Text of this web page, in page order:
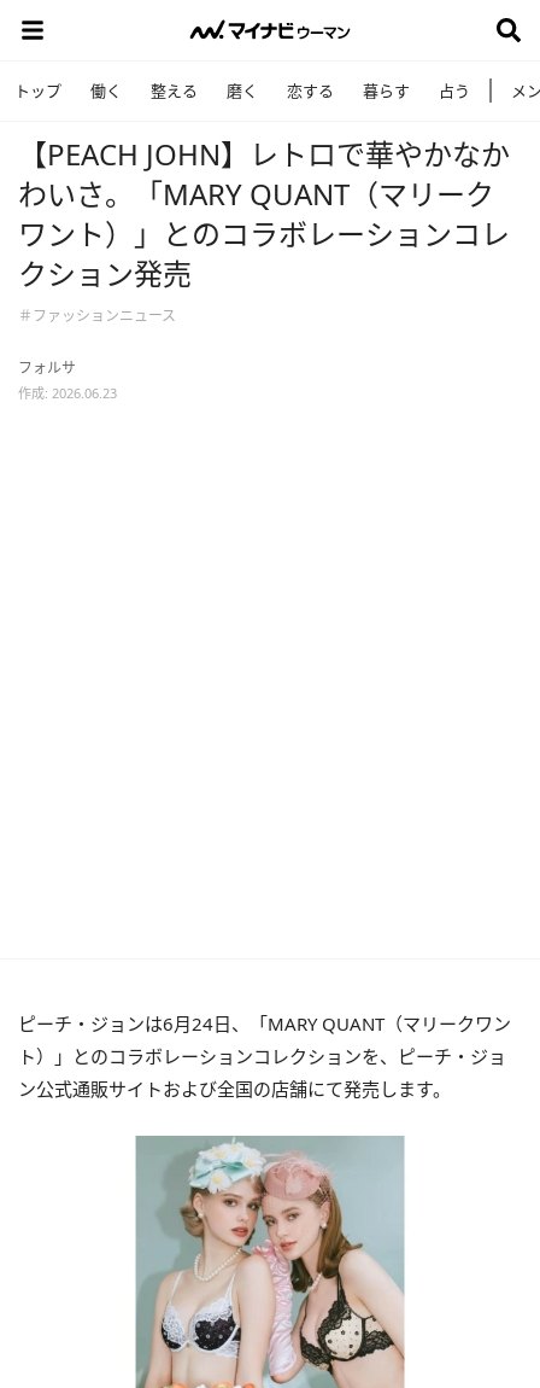
トップ 働く 整える 磨く 恋する 暮らす 占う メ
【PEACH JOHN】レトロで華やかなか
わいさ。「MARY QUANT（マリーク
ワント）」とのコラボレーションコレ
クション発売
＃ファッションニュース
フォルサ
作成: 2026.06.23
ピーチ・ジョンは6月24日、「MARY QUANT（マリークワン
ト）」とのコラボレーションコレクションを、ピーチ・ジョ
ン公式通販サイトおよび全国の店舗にて発売します。